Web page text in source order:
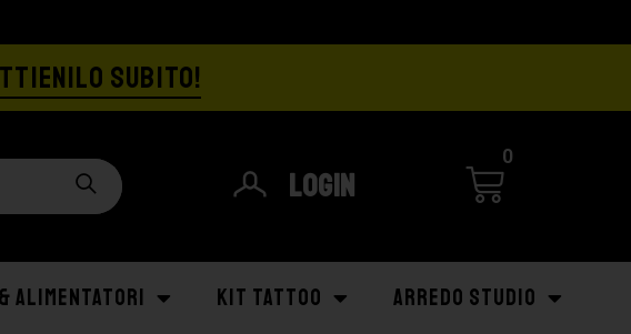
SUBITO!
Login
0
ALIMENTATORI KIT TATTOO
ARREDO STUDIO